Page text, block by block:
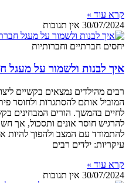
קרא עוד »
30/07/2024 אין תגובות
יחסים חברתיים וחברותיות
איך לבנות ולשמור על מעגל
רבים מהילדים נמצאים בקשיים
המוביל אותם להסתגרות ולחוסר
לחיים בהמשך. הורים המבחינים
להרגיש חוסר אונים ותסכול, אך
להתמודד עם המצב ולהפוך להיות
עיקריות: ילדים רבים
קרא עוד »
30/07/2024 אין תגובות